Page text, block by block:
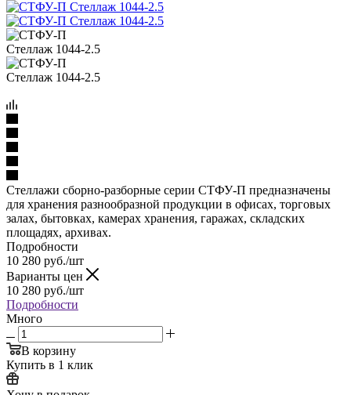
Стеллажи сборно-разборные серии СТФУ-П предназначены
для хранения разнообразной продукции в офисах, торговых
залах, бытовках, камерах хранения, гаражах, складских
площадях, архивах.
Подробности
10 280 руб./шт
Варианты цен
10 280 руб./шт
Подробности
Много
В корзину
Купить в 1 клик